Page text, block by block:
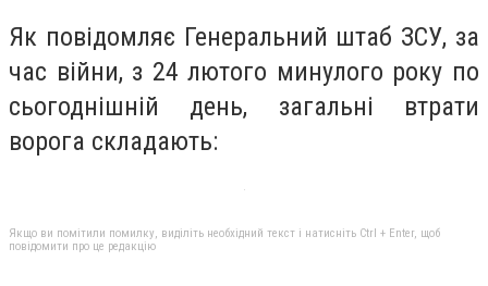
Як повідомляє Генеральний штаб ЗСУ, за
час війни, з 24 лютого минулого року по
сьогоднішній день, загальні втрати
ворога складають:
Якщо ви помітили помилку, виділіть необхідний текст і натисніть Ctrl + Enter, щоб
повідомити про це редакцію